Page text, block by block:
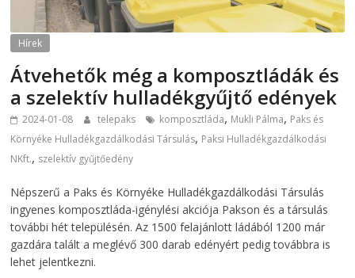
Hírek
Átvehetők még a komposztládák és
a szelektív hulladékgyűjtő edények
2024-01-08 telepaks komposztláda, Mukli Pálma, Paks és
Környéke Hulladékgazdálkodási Társulás, Paksi Hulladékgazdálkodási
NKft., szelektív gyűjtőedény
Népszerű a Paks és Környéke Hulladékgazdálkodási Társulás
ingyenes komposztláda-igénylési akciója Pakson és a társulás
további hét településén. Az 1500 felajánlott ládából 1200 már
gazdára talált a meglévő 300 darab edényért pedig továbbra is
lehet jelentkezni.